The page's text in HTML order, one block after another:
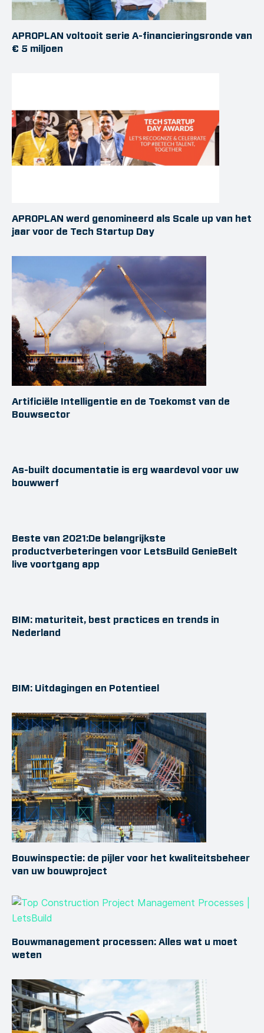
APROPLAN voltooit serie A-financieringsronde van
€ 5 miljoen
APROPLAN werd genomineerd als Scale up van het
jaar voor de Tech Startup Day
Artificiële Intelligentie en de Toekomst van de
Bouwsector
As-built documentatie is erg waardevol voor uw
bouwwerf
Beste van 2021:De belangrijkste
productverbeteringen voor LetsBuild GenieBelt
live voortgang app
BIM: maturiteit, best practices en trends in
Nederland
BIM: Uitdagingen en Potentieel
Bouwinspectie: de pijler voor het kwaliteitsbeheer
van uw bouwproject
Bouwmanagement processen: Alles wat u moet
weten